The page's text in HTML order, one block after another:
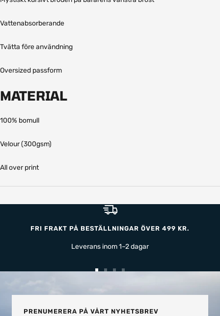
Vattenabsorberande
Tvätta före användning
Oversized passform
MATERIAL
100% bomull
Velour (300gsm)
All over print
FRI FRAKT PÅ BESTÄLLNINGAR ÖVER 499 KR.
Leverans inom 1–2 dagar
1
2 3 4
PRENUMERERA PÅ VÅRT NYHETSBREV